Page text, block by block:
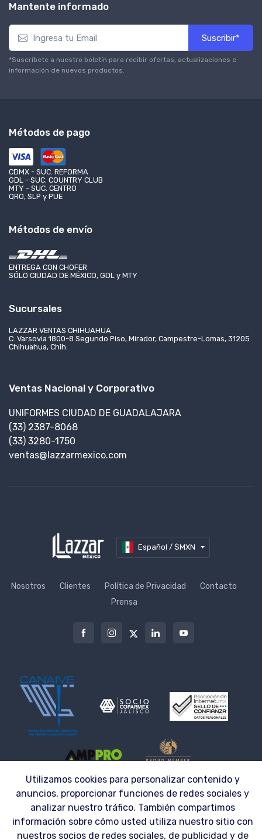
Mantente informado
Suscribir*
*Suscríbete a nuestro boletín para recibir ofertas, actualizaciones e
información de nuevos productos.
Métodos de pago
CDMX - SUC. REFORMA
GDL - SUC. COUNTRY CLUB
MTY - SUC. CENTRO
QRO, SLP y PUE
Métodos de envío
ENTREGA CON CHOFER
SÓLO CIUDAD DE MÉXICO, GDL y MTY
Sucursales
LAZZAR VENTAS CHIHUAHUA
C. Varsovia 1800-8 Segundo Piso, Mirador, Campestre-Lomas, 31205
Chihuahua, Chih.
Ventas Nacional y Corporativo
UNIFORMES CIUDAD DE GUADALAJARA
(33) 2387-8068
(33) 3280-1750
ventas@lazzarmexico.com
Español / $MXN
Nosotros Clientes Política de Privacidad
Contacto
Prensa
© 2026 | LAZZAR S.A. DE C.V. ® | UNIFORMES 100% PERSONALIZABLES
Utilizamos cookies para personalizar contenido y
anuncios, proporcionar funciones de redes sociales y
analizar nuestro tráfico. También compartimos
información sobre cómo usted utiliza nuestro sitio con
nuestros socios de redes sociales, de publicidad y de